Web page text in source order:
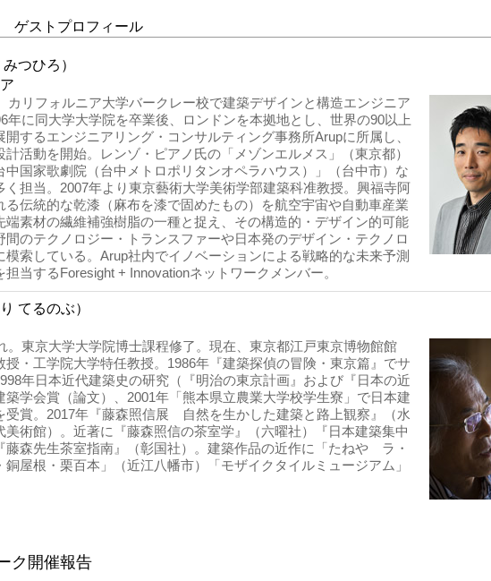
ゲストプロフィール
つひろ）
カリフォルニア大学バークレー校で建築デザインと構造エンジニア
年に同大学大学院を卒業後、ロンドンを本拠地とし、世界の90以上
するエンジニアリング・コンサルティング事務所Arupに所属し、
計活動を開始。レンゾ・ピアノ氏の「メゾンエルメス」（東京都）
中国家歌劇院（台中メトロポリタンオペラハウス）」（台中市）な
く担当。2007年より東京藝術大学美術学部建築科准教授。興福寺阿
る伝統的な乾漆（麻布を漆で固めたもの）を航空宇宙や自動車産業
端素材の繊維補強樹脂の一種と捉え、その構造的・デザイン的可能
間のテクノロジー・トランスファーや日本発のデザイン・テクノロ
模索している。Arup社内でイノベーションによる戦略的な未来予測
当するForesight + Innovationネットワークメンバー。
てるのぶ）
。東京大学大学院博士課程修了。現在、東京都江戸東京博物館館
授・工学院大学特任教授。1986年『建築探偵の冒険・東京篇』でサ
年日本近代建築史の研究（『明治の東京計画』および『日本の近
築学会賞（論文）、2001年「熊本県立農業大学校学生寮」で日本建
受賞。2017年『藤森照信展 自然を生かした建築と路上観察』（水
美術館）。近著に『藤森照信の茶室学』（六曜社）『日本建築集中
藤森先生茶室指南』（彰国社）。建築作品の近作に「たねや ラ・
屋根・栗百本」（近江八幡市）「モザイクタイルミュージアム」
ク開催報告